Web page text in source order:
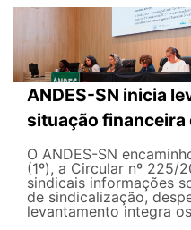
ANDES-SN inicia
situação financeira
O ANDES-SN
(1º), a Circular nº 225/
sindicais informações
de sindicalização,
levantamento integra